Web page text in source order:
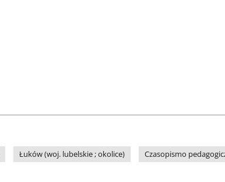
Łuków (woj. lubelskie ; okolice) Czasopismo